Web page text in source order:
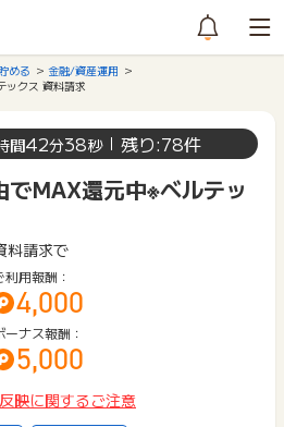
める
金融/資産運用
ックス 資料請求
間42分38秒 残り:78件
MAX還元中※ベルテッ
料請求で
利用報酬：
4,000
ーナス報酬：
5,000
映に関するご注意